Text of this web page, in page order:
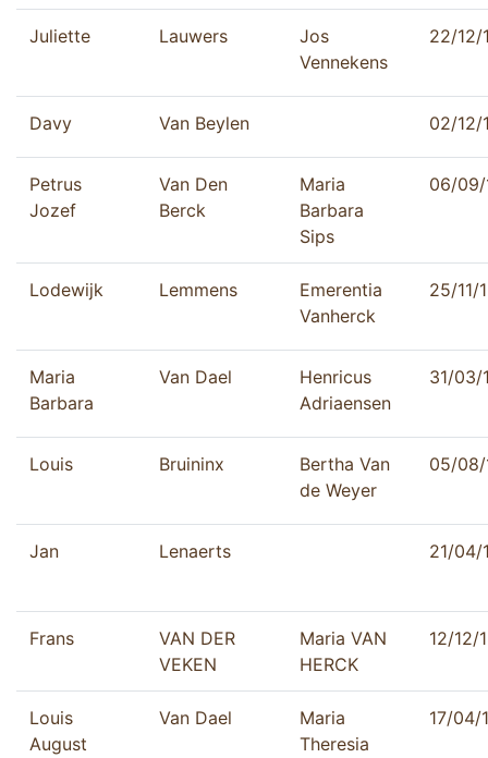
Juliette Lauwers
Jos
Vennekens
22/12/
Davy Van Beylen 02/12/
Petrus
Jozef
Van Den
Berck
Maria
Barbara
Sips
06/09/
Lodewijk Lemmens
Emerentia
Vanherck
25/11/
Maria
Barbara
Van Dael
Henricus
Adriaensen
31/03/
Louis Bruininx
Bertha Van
de Weyer
05/08/
Jan Lenaerts 21/04/
Frans
VAN DER
VEKEN
Maria VAN
HERCK
12/12/
Louis
August
Van Dael
Maria
Theresia
17/04/